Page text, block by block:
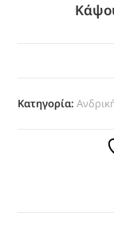
Κατηγορία: